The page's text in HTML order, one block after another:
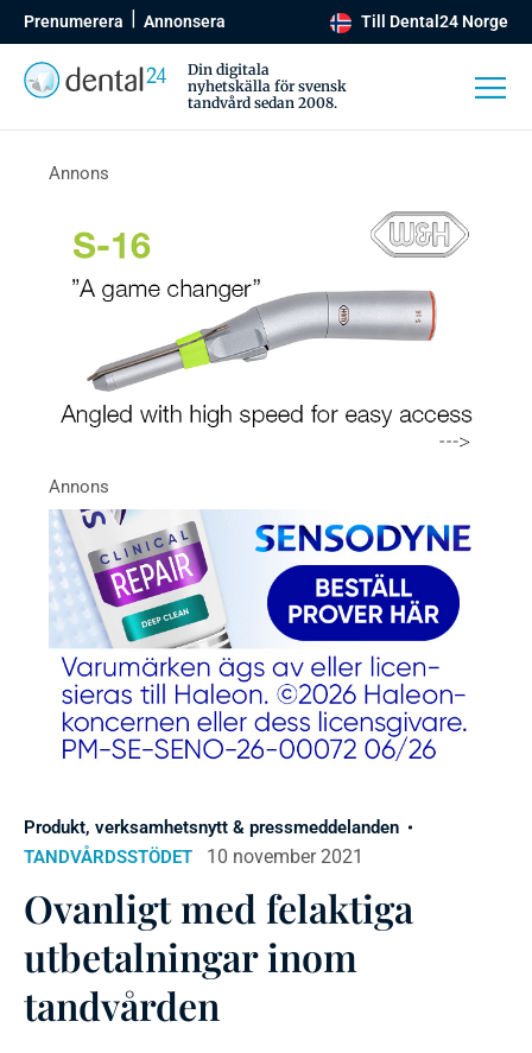
Prenumerera Annonsera Till Dental24 Norge
Din digitala
nyhetskälla för svensk
tandvård sedan 2008.
Produkt, verksamhetsnytt & pressmeddelanden
TANDVÅRDSSTÖDET
10 november 2021
Ovanligt med felaktiga
utbetalningar inom
tandvården